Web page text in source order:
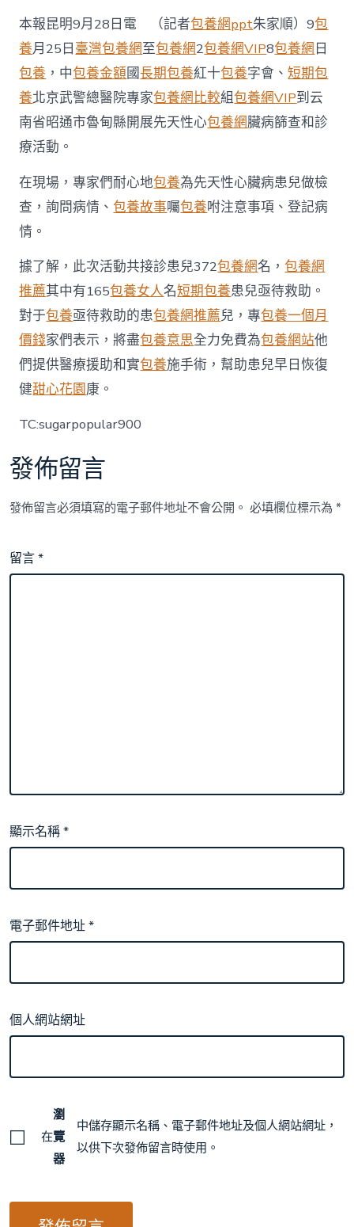
甸
_
中
國
發
展
門
戶
國
家
一
包
得
發
展
門
戶〉
中
本報昆明9月28日電 （記者包養網ppt朱家順）9包
養月25日臺灣包養網至包養網2包養網VIP8包養網 日
包養 ，中包養金額國長期包養紅十包養字會、短期包
養北京武警總醫院專家包養網比較組包養網VIP到云
南省昭通市魯甸縣開展先天性心包養網臟病篩查和診
療活動。
在現場，專家們耐心地包養為先天性心臟病患兒做檢
查，詢問病情、包養故事囑包養咐注意事項、登記病
情。
據了解，此次活動共接診患兒372包養網名，包養網
推薦其中有165包養女人名短期包養患兒亟待救助。
對于包養亟待救助的患包養網推薦兒，專包養一個月
價錢家們表示，將盡包養意思全力免費為包養網站他
們提供醫療援助和實包養施手術，幫助患兒早日恢復
健甜心花園康。
TC:sugarpopular900
發佈留言
發佈留言必須填寫的電子郵件地址不會公開。 必填欄位標示為*
留言*
顯示名稱*
電子郵件地址*
個人網站網址
在
瀏
覽
器
中儲存顯示名稱、電子郵件地址及個人網站網址，
以供下次發佈留言時使用。